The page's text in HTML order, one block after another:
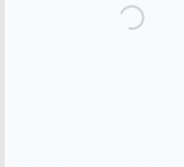
¿Mi donación es deducible de
Gaza Online es una organización
donaciones no son deducibles de